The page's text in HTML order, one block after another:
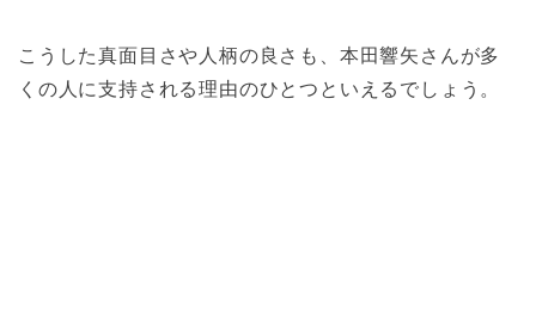
こうした真面目さや人柄の良さも、本田響矢さんが多
くの人に支持される理由のひとつといえるでしょう。